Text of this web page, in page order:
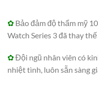
✿ Bảo đảm độ thẩm mỹ
Watch Series 3 đã thay
✿Đội ngũ nhân viên có
nhiệt tình, luôn sẵn sàng